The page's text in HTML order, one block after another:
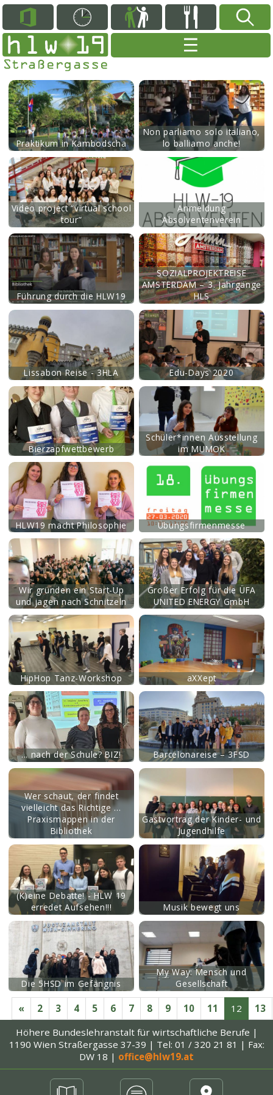
Praktikum in Kambodscha
Non parliamo solo italiano,
lo balliamo anche!
mehr
Video project “virtual school
tour”
Anmeldung
Absolventenverein
mehr
Führung durch die HLW19
SOZIALPROJEKTREISE
AMSTERDAM – 3. Jahrgänge
HLS
mehr
Lissabon Reise - 3HLA Edu-Days 2020
Bierzapfwettbewerb
Schüler*innen Ausstellung
im MUMOK
mehr
HLW19 macht Philosophie Übungsfirmenmesse
mehr
Wir gründen ein Start-Up
und jagen nach Schnitzeln
Großer Erfolg für die ÜFA
UNITED ENERGY GmbH
mehr
HipHop Tanz-Workshop aXXept
mehr
... nach der Schule? BIZ! Barcelonareise – 3FSD
mehr
Wer schaut, der findet
vielleicht das Richtige …
Praxismappen in der
Bibliothek
Gastvortrag der Kinder- und
Jugendhilfe
mehr
(K)eine Debatte! - HLW 19
erredet Aufsehen!!!
Musik bewegt uns
mehr
Die 5HSD im Gefängnis
My Way: Mensch und
Gesellschaft
mehr
« 2 3 4 5 6 7 8 9 10 11 12
13
Höhere Bundeslehranstalt für wirtschaftliche Berufe |
1190 Wien Straßergasse 37-39 | Tel: 01 / 320 21 81 | Fax:
DW 18 | office@hlw19.at
mehr mehr